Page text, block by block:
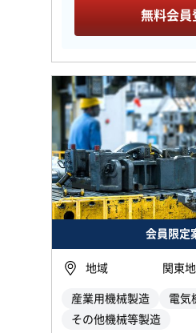
無料会員
会員限定
地域 関東
産業用機械製造
電気
その他機械等製造